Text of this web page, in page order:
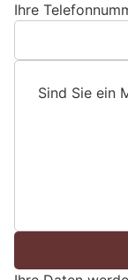
Ihre
Sind Sie ein